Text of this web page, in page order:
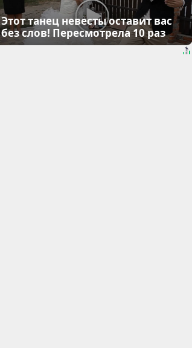
Этот танец невесты оставит вас
без слов! Пересмотрела 10 раз